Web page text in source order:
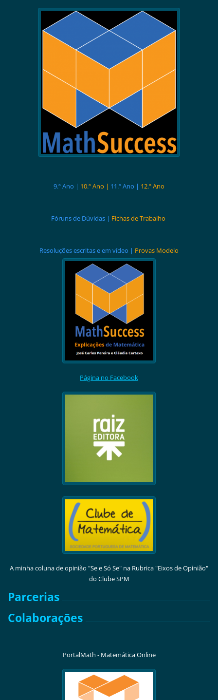
9.º Ano | 10.º Ano | 11.º Ano | 12.º Ano
Fóruns de Dúvidas | Fichas de Trabalho
Resoluções escritas e em vídeo | Provas Modelo
Página no Facebook
A minha coluna de opinião "Se e Só Se" na Rubrica "Eixos de Opinião"
do Clube SPM
Parcerias
Colaborações
PortalMath - Matemática Online